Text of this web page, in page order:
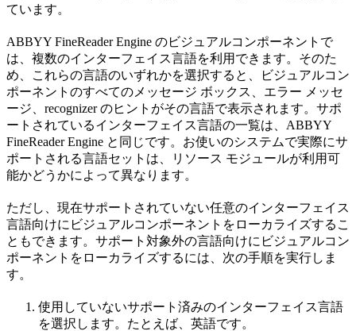
ています。
ABBYY FineReader Engine のビジュアルコンポーネントで
は、複数のインターフェイス言語を利用できます。そのた
め、これらの言語のいずれかを選択すると、ビジュアルコン
ポーネントのすべてのメッセージ ボックス、エラー メッセ
ージ、recognizer のヒントがその言語で表示されます。サポ
ートされているインターフェイス言語の一覧は、ABBYY
FineReader Engine と同じです。お使いのシステムで実際にサ
ポートされる言語セットは、リソース モジュールが利用可
能かどうかによって異なります。
ただし、現在サポートされていない任意のインターフェイス
言語向けにビジュアルコンポーネントをローカライズするこ
ともできます。サポート対象外の言語向けにビジュアルコン
ポーネントをローカライズするには、次の手順を実行しま
す。
使用していないサポート済みのインターフェイス言語
を選択します。たとえば、英語です。